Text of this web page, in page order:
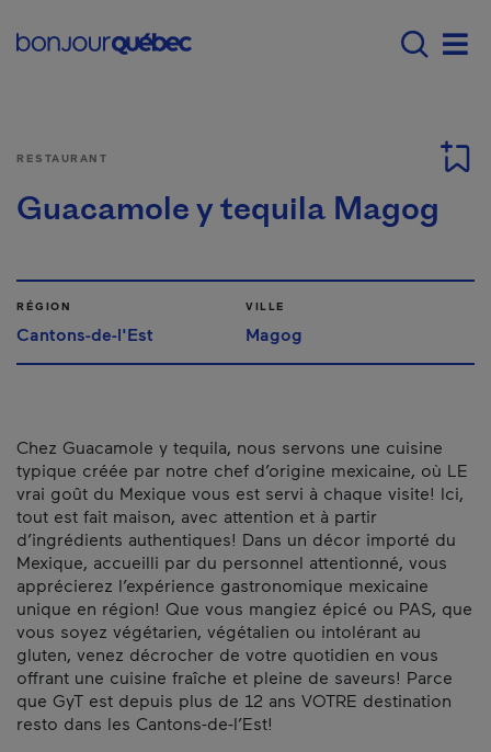
Main navigation -
RESTAURANT
Guacamole y tequila Magog
RÉGION
Cantons-de-l'Est
VILLE
Magog
Chez Guacamole y tequila, nous servons une cuisine
typique créée par notre chef d’origine mexicaine, où LE
vrai goût du Mexique vous est servi à chaque visite! Ici,
tout est fait maison, avec attention et à partir
d’ingrédients authentiques! Dans un décor importé du
Mexique, accueilli par du personnel attentionné, vous
apprécierez l’expérience gastronomique mexicaine
unique en région! Que vous mangiez épicé ou PAS, que
vous soyez végétarien, végétalien ou intolérant au
gluten, venez décrocher de votre quotidien en vous
offrant une cuisine fraîche et pleine de saveurs! Parce
que GyT est depuis plus de 12 ans VOTRE destination
resto dans les Cantons-de-l’Est!